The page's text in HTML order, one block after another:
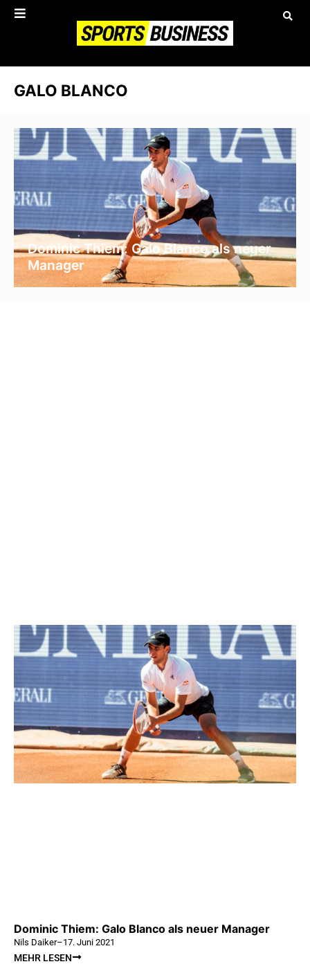
GALO BLANCO
Dominic Thiem: Galo Blanco als neuer
Manager
Dominic Thiem: Galo Blanco als neuer Manager
Nils Daiker–17. Juni 2021
MEHR LESEN